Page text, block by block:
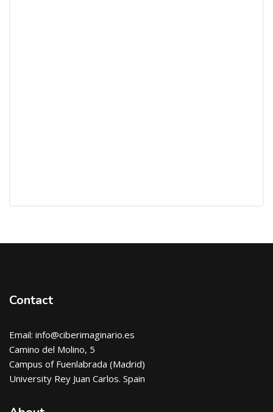
Contact
Email: info@ciberimaginario.es
Camino del Molino, 5
Campus of Fuenlabrada (Madrid)
University Rey Juan Carlos. Spain